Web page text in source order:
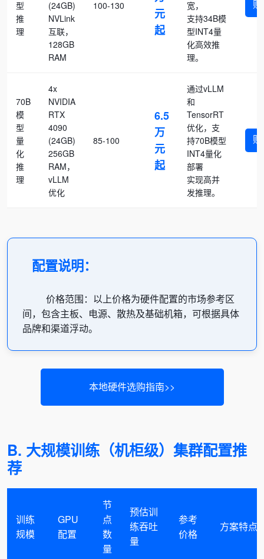
型
推
理
(24GB)
NVLink
互联，
128GB
RAM
100-130
元
起
宽，
支持34B模
型INT4量
化高效推
理。
70B
模
型
量
化
推
理
4x
NVIDIA
RTX
4090
(24GB)
256GB
RAM，
vLLM
优化
85-100
6.5
万
元
起
通过vLLM
和
TensorRT
优化，支
持70B模型
INT4量化
部署
实现高并
发推理。
配置说明：
价格范围：以上价格为硬件配置的市场参考区
间，包含主板、电源、散热及基础机箱，可根据具体
品牌和渠道浮动。
本地硬件选购指南>>
B. 大规模训练（机柜级）集群配置推
荐
训练
规模
GPU
配置
节
点
数
量
预估训
练吞吐
量
参考
价格
方案特点